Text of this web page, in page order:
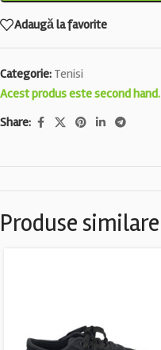
Adaugă la favorite
Categorie: Tenisi
Acest produs este second hand.
Share:
Produse similare